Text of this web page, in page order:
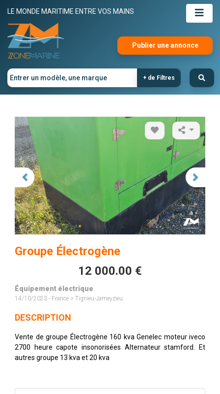
LE MONDE MARITIME ENTRE VOS MAINS
Publier une annonce
+ de Filtres
Groupe Électrogène
12 000.00 €
Équipement électrique
14/10/2023 - France > Tignieu-Jameyzieu
DESCRIPTION
Vente de groupe Électrogène 160 kva Genelec moteur iveco
2700 heure capote insonorisées Alternateur stamford. Et
autres groupe 13 kva et 20 kva